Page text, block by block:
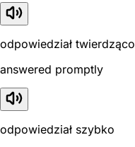
odpowiedział twierdząco
answered promptly
odpowiedział szybko